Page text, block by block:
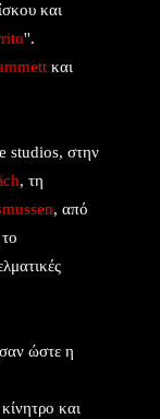
και
''.
και
studios, στην
, τη
, από
ώστε η
και